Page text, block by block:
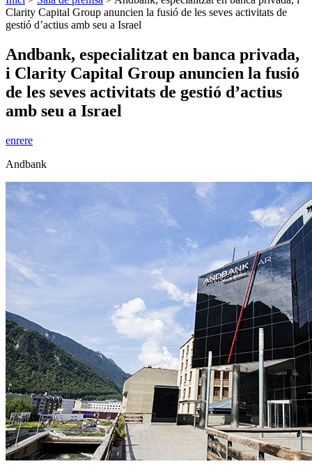
Clarity Capital Group anuncien la fusió de les seves activitats de
gestió d’actius amb seu a Israel
Andbank, especialitzat en banca privada,
i Clarity Capital Group anuncien la fusió
de les seves activitats de gestió d’actius
amb seu a Israel
enrere
Andbank